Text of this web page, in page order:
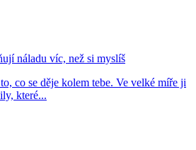
náladu víc, než si myslíš
co se děje kolem tebe. Ve velké míře ji
které...